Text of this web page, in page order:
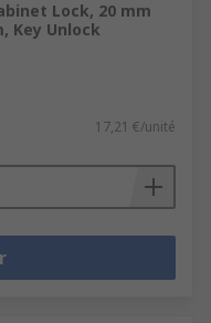
Lock, 20 mm
Key Unlock
17,21 €/unité